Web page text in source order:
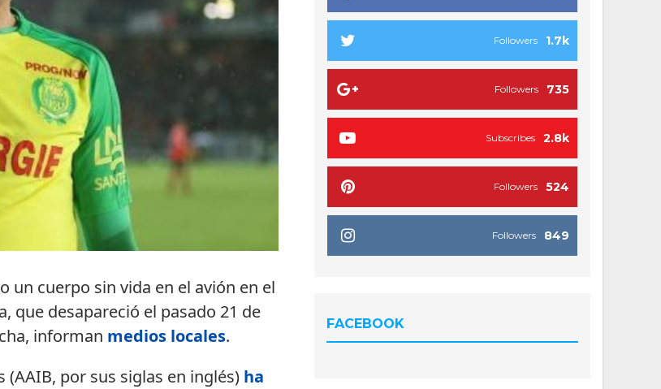
un cuerpo sin vida en el avión en el
que desapareció el pasado 21 de
informan medios locales.
(AAIB, por sus siglas en inglés) ha
1.7k
Followers
735
Followers
2.8k
Subscribes
524
Followers
849
Followers
FACEBOOK